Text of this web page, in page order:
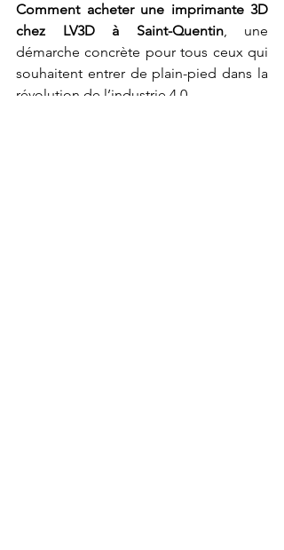
Comment acheter une imprimante 3D
chez LV3D à Saint-Quentin, une
démarche concrète pour tous ceux qui
souhaitent entrer de plain-pied dans la
révolution de l’industrie 4.0.